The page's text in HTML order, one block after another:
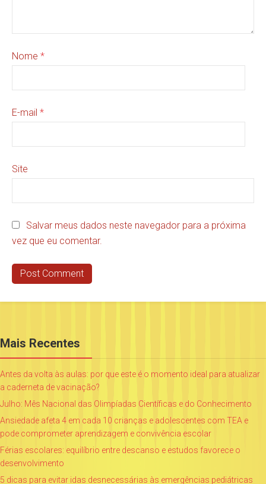
Nome *
E-mail *
Site
Salvar meus dados neste navegador para a próxima
vez que eu comentar.
Mais Recentes
Antes da volta às aulas: por que este é o momento ideal para atualizar
a caderneta de vacinação?
Julho: Mês Nacional das Olimpíadas Científicas e do Conhecimento
Ansiedade afeta 4 em cada 10 crianças e adolescentes com TEA e
pode comprometer aprendizagem e convivência escolar
Férias escolares: equilíbrio entre descanso e estudos favorece o
desenvolvimento
5 dicas para evitar idas desnecessárias às emergências pediátricas